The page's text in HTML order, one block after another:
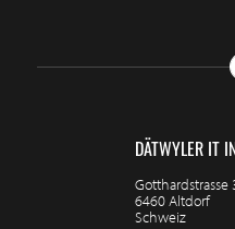
DÄTWYLER IT
Gotthardstrasse
6460 Altdorf
Schweiz